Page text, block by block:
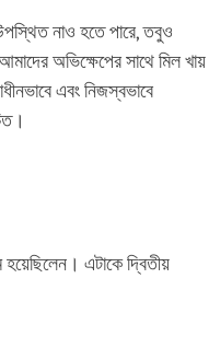
নাও হতে পারে, তবুও
অভিক্ষেপের সাথে মিল খায়
এবং নিজস্বভাবে
এটাকে দ্বিতীয়